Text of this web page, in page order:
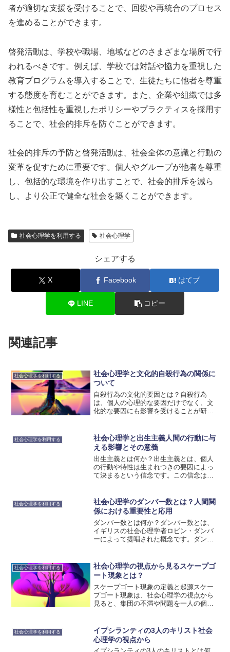
者が適切な支援を受けることで、回復や再統合のプロセス
を進めることができます。
啓発活動は、学校や職場、地域などのさまざまな場所で行
われるべきです。例えば、学校では対話や協力を重視した
教育プログラムを導入することで、生徒たちに他者を尊重
する態度を育むことができます。また、企業や組織では多
様性と包括性を重視したポリシーやプラクティスを採用す
ることで、社会的排斥を防ぐことができます。
社会的排斥の予防と啓発活動は、社会全体の意識と行動の
変革を促すために重要です。個人やグループが他者を尊重
し、包括的な環境を作り出すことで、社会的排斥を減ら
し、より公正で健全な社会を築くことができます。
社会心理学を利用する 社会心理学
シェアする
X Facebook はてブ
LINE コピー
関連記事
社会心理学を利用する
社会心理学と文化的自殺行為の関係に
ついて
自殺行為の文化的要因とは？自殺行為
は、個人の心理的な要因だけでなく、文
化的な要因にも影響を受けることが研究
な役割を果たすことができます。自殺行
為の文化的要因は、社会的規...
社会心理学を利用する
社会心理学と出生主義人間の行動に与
える影響とその意義
出生主義とは何か？出生主義とは、個人
の行動や特性は生まれつきの要因によっ
て決まるという信念です。この信念は社
生主義の理論は、遺伝的要因や環境要因
の相互作用を考慮していま...
社会心理学を利用する
社会心理学のダンバー数とは？人間関
係における重要性と応用
ダンバー数とは何か？ダンバー数とは、
イギリスの社会心理学者ロビン・ダンバ
ーによって提唱された概念です。ダンバ
ています。この数を超えると、人間は関
係を維持することが難...
社会心理学を利用する
社会心理学の視点から見るスケープゴ
ート現象とは？
スケープゴート現象の定義と起源スケー
プゴート現象は、社会心理学の視点から
見ると、集団の不満や問題を一人の個人
めるために行われることがありますが、
同時に被害者にとっては不...
社会心理学を利用する
イプシランティの3人のキリスト社会
心理学の視点から